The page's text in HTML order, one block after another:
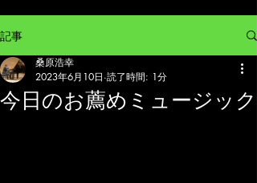
記事
今日のお薦めミュージック
桑原浩幸
2023年6月10日 読了時間: 1分